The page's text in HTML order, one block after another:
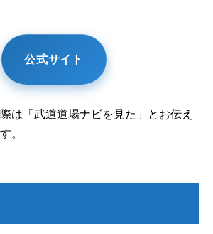
公式サイト
は「武道道場ナビを見た」とお伝え
。